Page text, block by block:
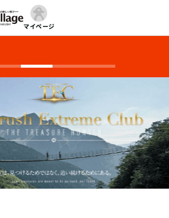
マイページ